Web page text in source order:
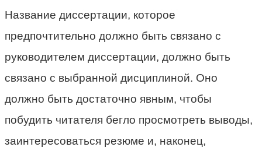
Название диссертации, которое
предпочтительно должно быть связано с
руководителем диссертации, должно быть
связано с выбранной дисциплиной. Оно
должно быть достаточно явным, чтобы
побудить читателя бегло просмотреть выводы,
заинтересоваться резюме и, наконец,